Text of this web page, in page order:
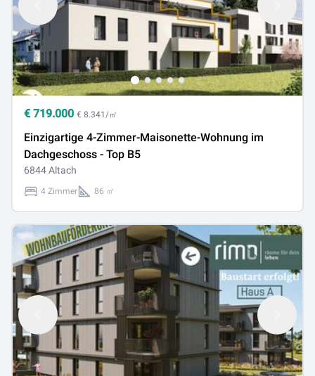
€ 719.000 € 8.341/㎡
Einzigartige 4-Zimmer-Maisonette-Wohnung im
Dachgeschoss - Top B5
6844 Altach
4 Zimmer 86 ㎡